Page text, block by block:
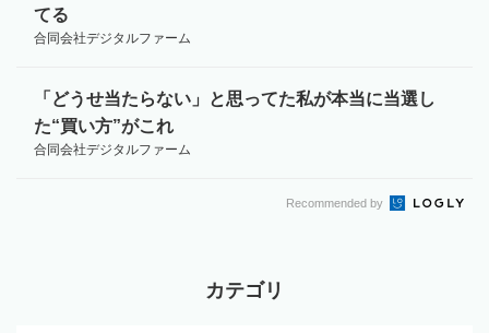
てる
合同会社デジタルファーム
「どうせ当たらない」と思ってた私が本当に当選し
た“買い方”がこれ
合同会社デジタルファーム
Recommended by
カテゴリ